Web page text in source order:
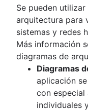
Se pueden
arquitectura para
sistemas y redes
Más información
diagramas de
Diagramas
aplicación
con especial
individuales